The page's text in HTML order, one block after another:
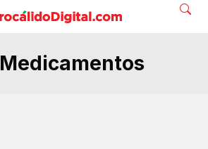
Medicamentos